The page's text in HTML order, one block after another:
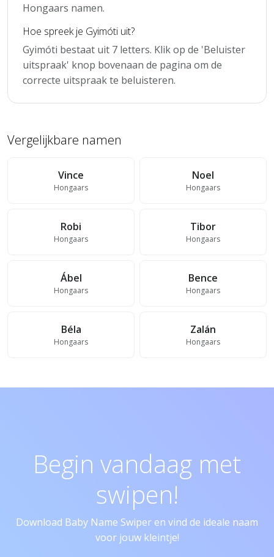
Hongaars namen.
Hoe spreek je Gyimóti uit?
Gyimóti bestaat uit 7 letters. Klik op de 'Beluister
uitspraak' knop bovenaan de pagina om de
correcte uitspraak te beluisteren.
Vergelijkbare namen
Vince
Hongaars
Noel
Hongaars
Robi
Hongaars
Tibor
Hongaars
Ábel
Hongaars
Bence
Hongaars
Béla
Hongaars
Zalán
Hongaars
Begin vandaag met
swipen!
Download Baby Name Swiper en vind de ideale naam
voor jouw kleintje!